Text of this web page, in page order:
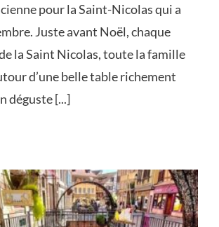
pour la Saint-Nicolas qui a
Juste avant Noël, chaque
la Saint Nicolas, toute la famille
d’une belle table richement
déguste [...]